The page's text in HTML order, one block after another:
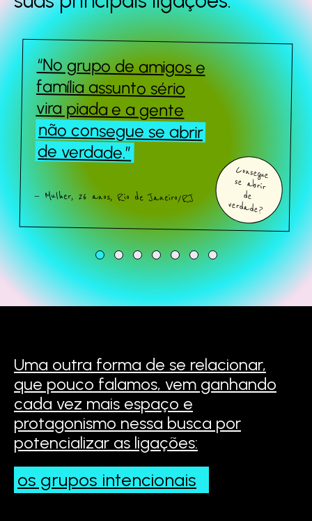
Queridos Estranhos
Sobre o estudo
Quem somos
Fale com a gente
Baixe o estudo
“No grupo de amigos e
família assunto sério
vira piada e a gente
não consegue se abrir
de verdade.”
— Mulher, 26 anos, Rio de Janeiro/RJ
Consegue
se abrir
de
verdade?
Uma outra forma de se relacionar,
que pouco falamos, vem ganhando
cada vez mais espaço e
protagonismo nessa busca por
potencializar as ligações:
os grupos intencionais